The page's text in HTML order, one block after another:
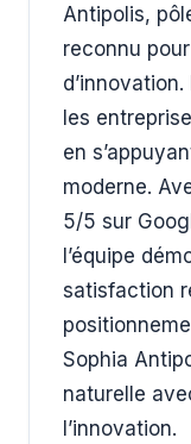
Antipolis,
reconnu
les
en
moderne.
5/5 sur
l’équipe
satisfaction
Sophia
naturelle
l’innovation.